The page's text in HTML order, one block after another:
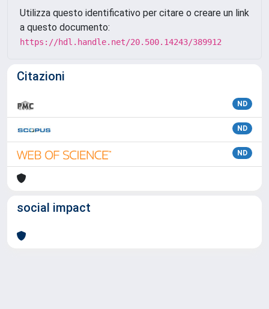
Utilizza questo identificativo per citare o creare un link
a questo documento:
https://hdl.handle.net/20.500.14243/389912
Citazioni
ND
ND
ND
social impact